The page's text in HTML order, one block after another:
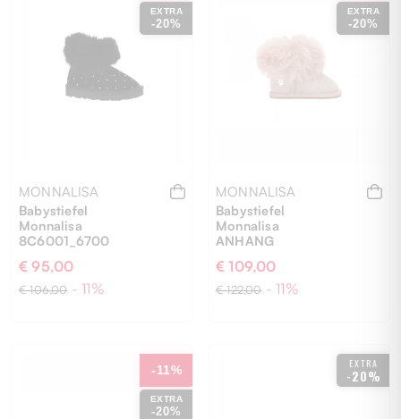
EXTRA
-20%
MONNALISA
Babystiefel
Monnalisa
8C6001_6700
€ 95,00
€ 106,00 - 11%
EXTRA
-20%
MONNALISA
Babystiefel
Monnalisa
ANHANG
€ 109,00
€ 122,00 - 11%
EXTRA
-20%
-11% EXTRA
-20%